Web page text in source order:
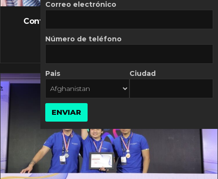
FLASH NEWS
Controversia de Mercado Libre por costos
10 MARZO, 2026
Correo electrónico
Número de teléfono
Pais Ciudad
ENVIAR